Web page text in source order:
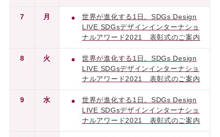
7 月
世界が進化する1日。SDGs Design
LIVE SDGsデザインインターナショ
ナルアワード2021 表彰式のご案内
8 火
世界が進化する1日。SDGs Design
LIVE SDGsデザインインターナショ
ナルアワード2021 表彰式のご案内
9 水
世界が進化する1日。SDGs Design
LIVE SDGsデザインインターナショ
ナルアワード2021 表彰式のご案内